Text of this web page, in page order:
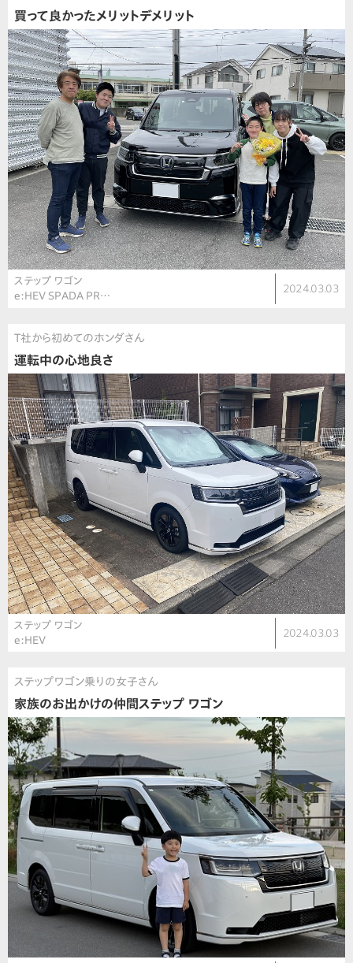
買って良かったメリットデメリット
ステップ ワゴン
e:HEV SPADA PR…
2024.03.03
T社から初めてのホンダさん
運転中の心地良さ
ステップ ワゴン
e:HEV
2024.03.03
ステップワゴン乗りの女子さん
家族のお出かけの仲間ステップ ワゴン